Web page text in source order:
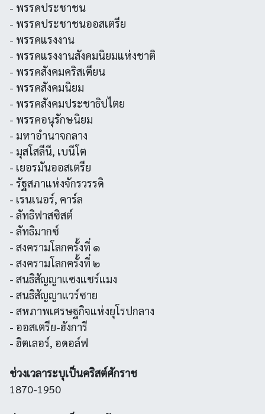
- พรรคประชาชน
- พรรคประชาชนออสเตรีย
- พรรคแรงงาน
- พรรคแรงงานสังคมนิยมแห่งชาติ
- พรรคสังคมคริสเตียน
- พรรคสังคมนิยม
- พรรคสังคมประชาธิปไตย
- พรรคอนุรักษนิยม
- มหาอำนาจกลาง
- มุสโสลีนี, เบนีโต
- เยอรมันออสเตรีย
- รัฐสภาแห่งจักรวรรดิ
- เรนเนอร์, คาร์ล
- ลัทธิฟาสซิสต์
- ลัทธิมากซ์
- สงครามโลกครั้งที่ ๑
- สงครามโลกครั้งที่ ๒
- สนธิสัญญาแซงแชร์แมง
- สนธิสัญญาแวร์ซาย
- สหภาพเศรษฐกิจแห่งยุโรปกลาง
- ออสเตรีย-ฮังการี
- ฮิตเลอร์, อดอล์ฟ
ช่วงเวลาระบุเป็นคริสต์ศักราช
1870-1950